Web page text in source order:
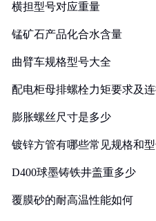
横担型号对应重量
锰矿石产品化合水含量
曲臂车规格型号大全
配电柜母排螺栓力矩要求及
膨胀螺丝尺寸是多少
镀锌方管有哪些常见规格和
D400球墨铸铁井盖重多少
覆膜砂的耐高温性能如何